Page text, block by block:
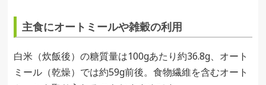
主食にオートミールや雑穀の利用
白米（炊飯後）の糖質量は100gあたり約36.8g、オート
ミール（乾燥）では約59g前後。食物繊維を含むオート